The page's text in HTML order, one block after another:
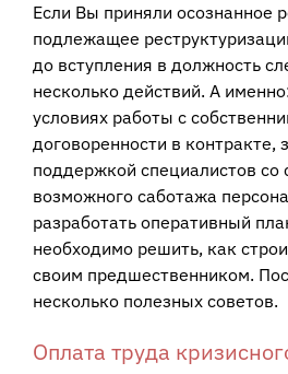
Если Вы приняли осознанное
подлежащее
до вступления в должность
несколько действий. А
условиях работы с
договоренности в контракте,
поддержкой специалистов со
возможного саботажа
разработать оперативный
необходимо решить, как
своим предшественником.
несколько полезных советов.
Оплата труда